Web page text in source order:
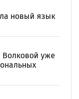
новый язык
Волковой уже